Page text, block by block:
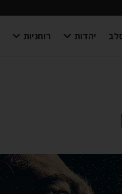
יהדות רוחניות